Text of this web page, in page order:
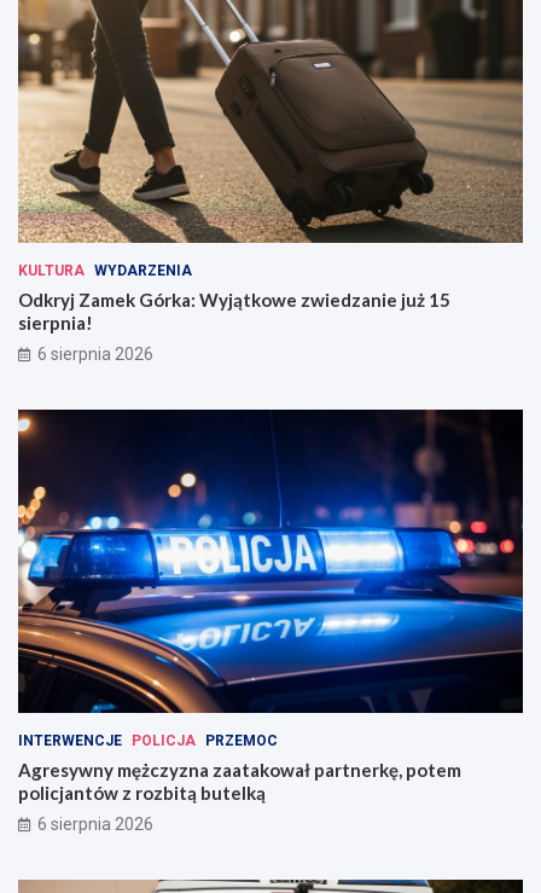
KULTURA WYDARZENIA
Odkryj Zamek Górka: Wyjątkowe zwiedzanie już 15
sierpnia!
6 sierpnia 2026
INTERWENCJE POLICJA PRZEMOC
Agresywny mężczyzna zaatakował partnerkę, potem
policjantów z rozbitą butelką
6 sierpnia 2026